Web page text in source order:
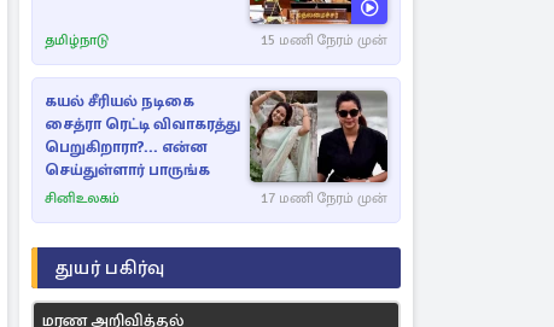
தமிழ்நாடு 15 மணி நேரம் முன்
கயல் சீரியல் நடிகை
சைத்ரா ரெட்டி விவாகரத்து
பெறுகிறாரா?... என்ன
செய்துள்ளார் பாருங்க
சினிஉலகம் 17 மணி நேரம் முன்
துயர் பகிர்வு
மரண அறிவித்தல்